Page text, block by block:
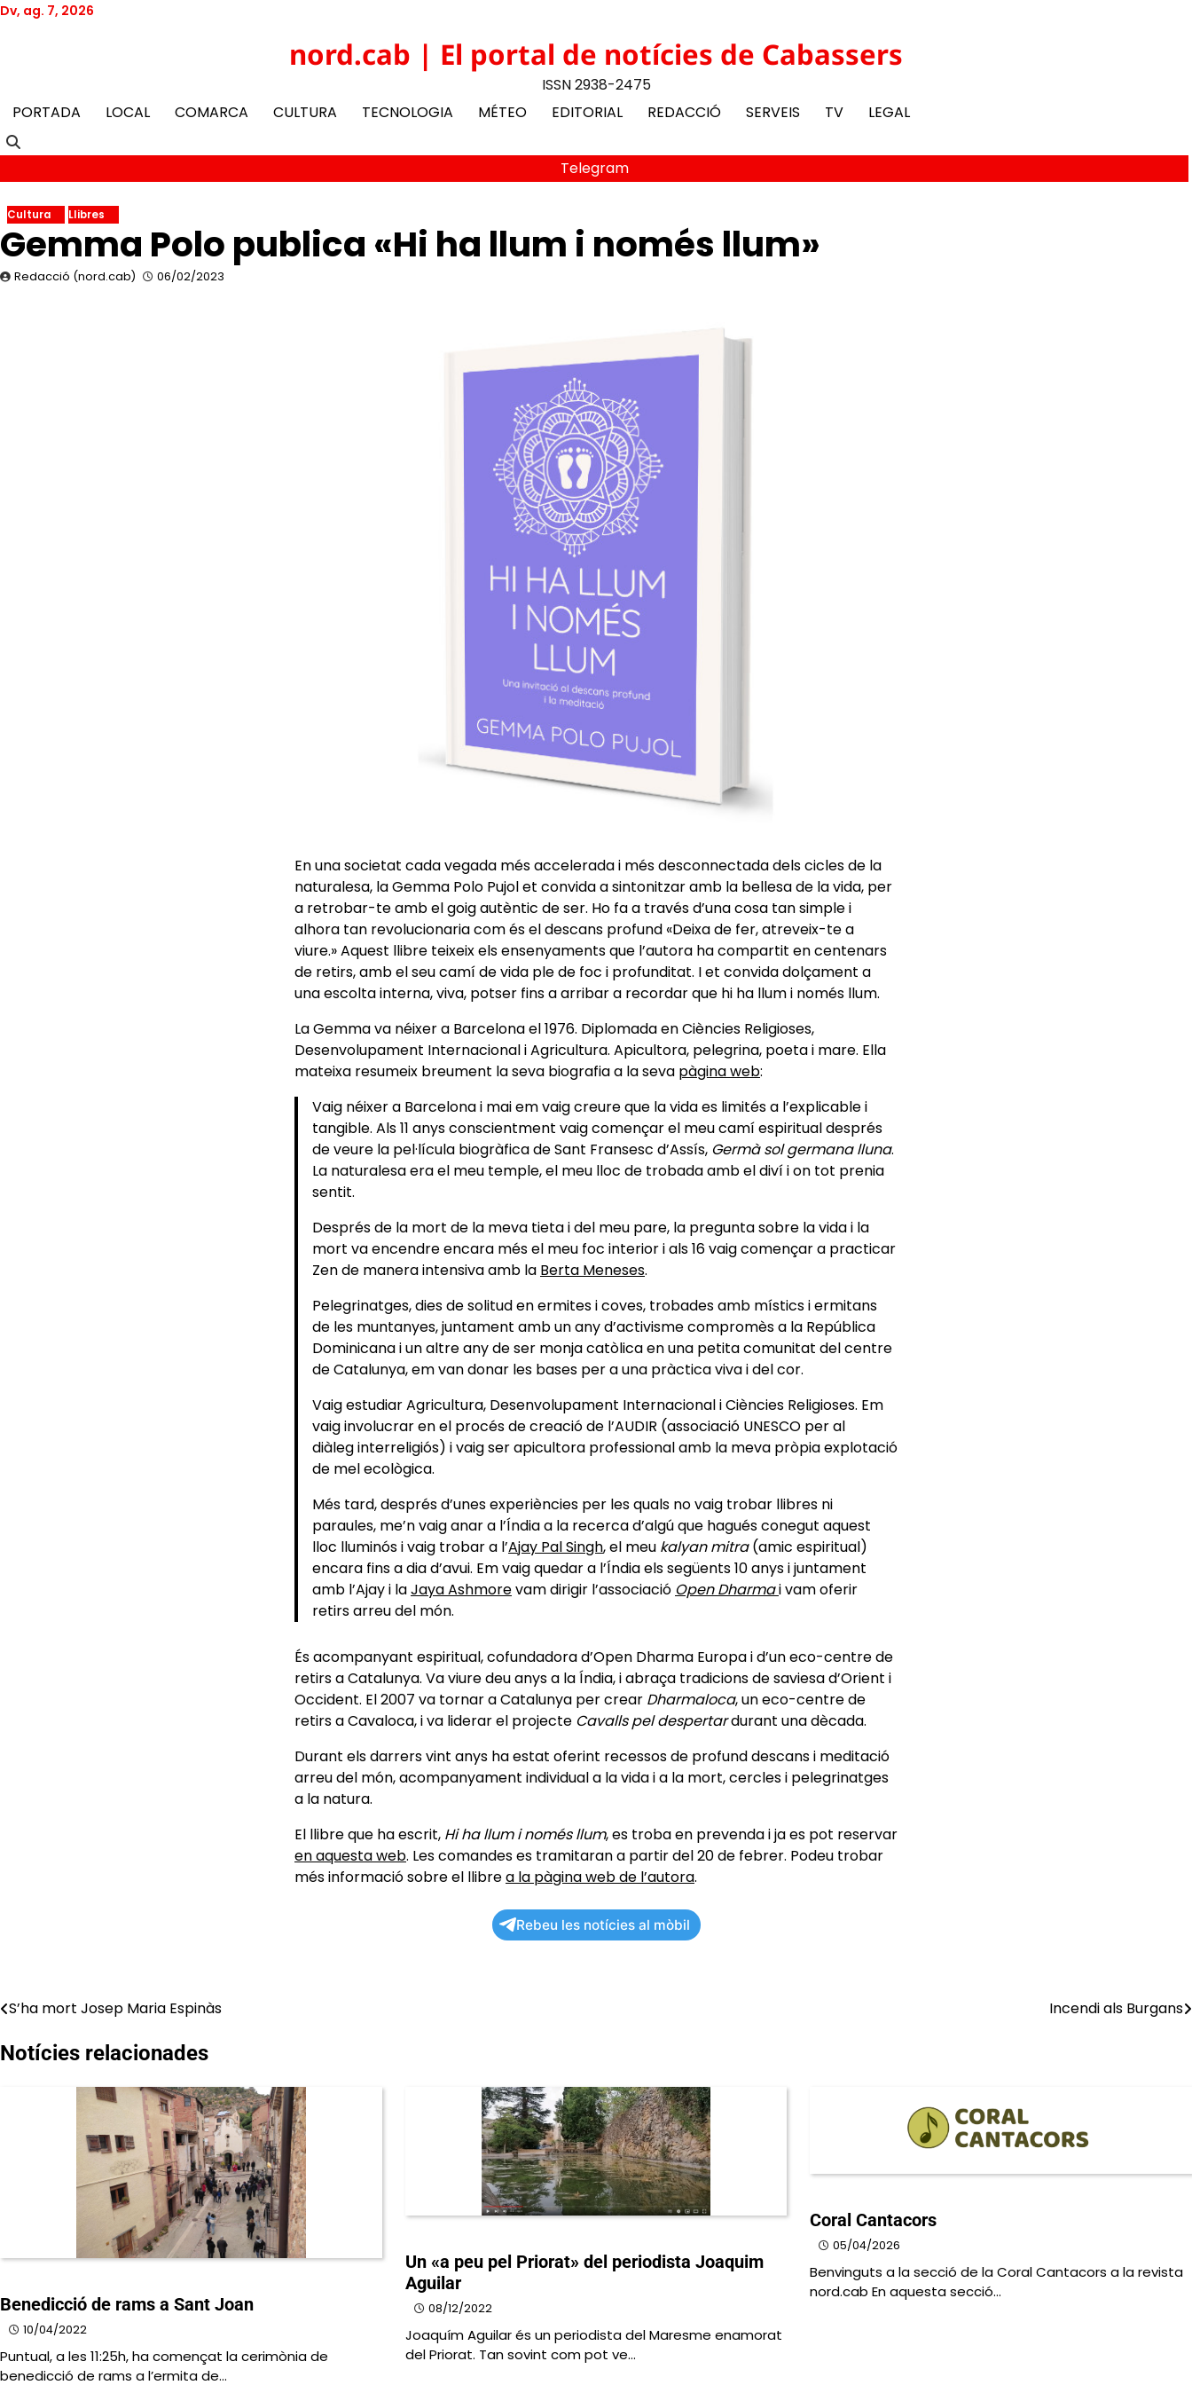
Skip
Dv, ag. 7, 2026
nord.cab | El portal de notícies de Cabassers
ISSN 2938-2475
PORTADA
LOCAL COMARCA CULTURA TECNOLOGIA MÉTEO EDITORIAL REDACCIÓ SERVEIS TV LEGAL
Telegram
Cultura Llibres
Gemma Polo publica «Hi ha llum i només llum»
Redacció (nord.cab) 06/02/2023
En una societat cada vegada més accelerada i més desconnectada dels cicles de la
naturalesa, la Gemma Polo Pujol et convida a sintonitzar amb la bellesa de la vida, per
a retrobar-te amb el goig autèntic de ser. Ho fa a través d’una cosa tan simple i
alhora tan revolucionaria com és el descans profund «Deixa de fer, atreveix-te a
viure.» Aquest llibre teixeix els ensenyaments que l’autora ha compartit en centenars
de retirs, amb el seu camí de vida ple de foc i profunditat. I et convida dolçament a
una escolta interna, viva, potser fins a arribar a recordar que hi ha llum i només llum.
La Gemma va néixer a Barcelona el 1976. Diplomada en Ciències Religioses,
Desenvolupament Internacional i Agricultura. Apicultora, pelegrina, poeta i mare. Ella
mateixa resumeix breument la seva biografia a la seva pàgina web:
Vaig néixer a Barcelona i mai em vaig creure que la vida es limités a l’explicable i
tangible. Als 11 anys conscientment vaig començar el meu camí espiritual després
de veure la pel·lícula biogràfica de Sant Fransesc d’Assís, Germà sol germana lluna.
La naturalesa era el meu temple, el meu lloc de trobada amb el diví i on tot prenia
sentit.
Després de la mort de la meva tieta i del meu pare, la pregunta sobre la vida i la
mort va encendre encara més el meu foc interior i als 16 vaig començar a practicar
Zen de manera intensiva amb la Berta Meneses.
Pelegrinatges, dies de solitud en ermites i coves, trobades amb místics i ermitans
de les muntanyes, juntament amb un any d’activisme compromès a la República
Dominicana i un altre any de ser monja catòlica en una petita comunitat del centre
de Catalunya, em van donar les bases per a una pràctica viva i del cor.
Vaig estudiar Agricultura, Desenvolupament Internacional i Ciències Religioses. Em
vaig involucrar en el procés de creació de l’AUDIR (associació UNESCO per al
diàleg interreligiós) i vaig ser apicultora professional amb la meva pròpia explotació
de mel ecològica.
Més tard, després d’unes experiències per les quals no vaig trobar llibres ni
paraules, me’n vaig anar a l’Índia a la recerca d’algú que hagués conegut aquest
lloc lluminós i vaig trobar a l’Ajay Pal Singh, el meu kalyan mitra(amic espiritual)
encara fins a dia d’avui. Em vaig quedar a l’Índia els següents 10 anys i juntament
amb l’Ajay i laJaya Ashmorevam dirigir l’associació Open Dharmai vam oferir
retirs arreu del món.
És acompanyant espiritual, cofundadora d’Open Dharma Europa i d’un eco-centre de
retirs a Catalunya. Va viure deu anys a la Índia, i abraça tradicions de saviesa d’Orient i
Occident. El 2007 va tornar a Catalunya per crear Dharmaloca, un eco-centre de
retirs a Cavaloca, i va liderar el projecte Cavalls pel despertardurant una dècada.
Durant els darrers vint anys ha estat oferint recessos de profund descans i meditació
arreu del món, acompanyament individual a la vida i a la mort, cercles i pelegrinatges
a la natura.
El llibre que ha escrit, Hi ha llum i només llum, es troba en prevenda i ja es pot reservar
en aquesta web. Les comandes es tramitaran a partir del 20 de febrer. Podeu trobar
més informació sobre el llibrea la pàgina web de l’autora.
Rebeu les notícies al mòbil
Navegació
d'entrades
S’ha mort Josep Maria Espinàs Incendi als Burgans
Notícies relacionades
Benedicció de rams a Sant Joan
10/04/2022
Puntual, a les 11:25h, ha començat la cerimònia de
benedicció de rams a l’ermita de…
Un «a peu pel Priorat» del periodista Joaquim
Aguilar
08/12/2022
Joaquím Aguilar és un periodista del Maresme enamorat
del Priorat. Tan sovint com pot ve…
Coral Cantacors
05/04/2026
Benvinguts a la secció de la Coral Cantacors a la revista
nord.cab En aquesta secció…